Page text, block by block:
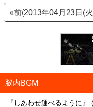
«前(2013年04月23日(
脳内BGM
『しあわせ運べるように』